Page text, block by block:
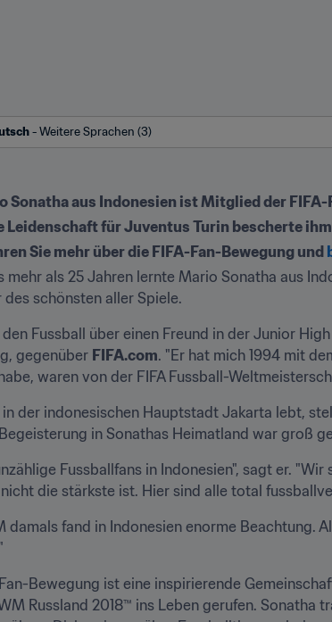
- Weitere Sprachen (3)
Sonatha aus Indonesien ist Mitglied der FIFA-
Leidenschaft für Juventus Turin bescherte
Sie mehr über die FIFA-Fan-Bewegung und
mehr als 25 Jahren lernte Mario Sonatha aus
des schönsten aller Spiele.
Fussball über einen Freund in der Junior
gegenüber FIFA.com. "Er hat mich 1994 mit
waren von der FIFA Fussball-
der indonesischen Hauptstadt Jakarta lebt,
in Sonathas Heimatland war groß
Fussballfans in Indonesien", sagt er.
die stärkste ist. Hier sind alle total
damals fand in Indonesien enorme Beachtung.
Bewegung ist eine inspirierende
Russland 2018™ ins Leben gerufen.